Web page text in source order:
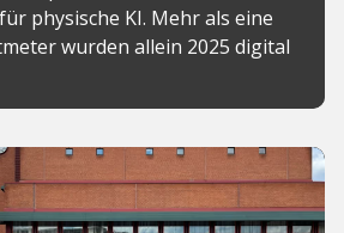
physische KI. Mehr als eine
wurden allein 2025 digital